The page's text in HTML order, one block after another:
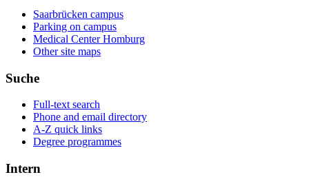
Saarbrücken campus
Parking on campus
Medical Center Homburg
Other site maps
Suche
Full-text search
Phone and email directory
A-Z quick links
Degree programmes
Intern